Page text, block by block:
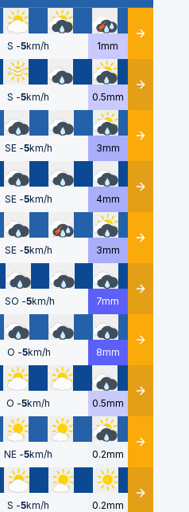
S -5km/h 1mm Détails
S -5km/h 0.5mm Détails
SE -5km/h 3mm Détails
SE -5km/h 4mm Détails
SE -5km/h 3mm Détails
SO -5km/h 7mm Détails
O -5km/h 8mm Détails
O -5km/h 0.5mm Détails
NE -5km/h 0.2mm Détails
S -5km/h 0.2mm Détails